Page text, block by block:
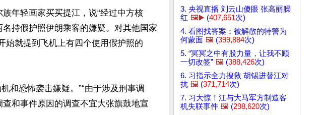
年轻画家买买提江，说“经过中方核
持假护照伊朗乘客的嫌疑。对其他国家
始就提到飞机上有四个使用假护照的
和恐怖袭击嫌疑。”“由于涉及刑事调
和事件原因的调查不宜大张旗鼓地宣
3. 央视直播 刘云山傻眼 张高丽臊
红 🖼️▶️ (407,651次)
4. 看图找答案：被解散的特警为
何蒙面 🖼️ (399,884次)
5. “冥冥之中有股力量，让我不顾
一切改签” 🖼️ (388,426次)
6. 习指示全力搜救 胡锡进替江对
抗 🖼️ (371,714次)
7. 习大惊！江与大马军方制造客
机失联事件 🖼️ (298,620次)